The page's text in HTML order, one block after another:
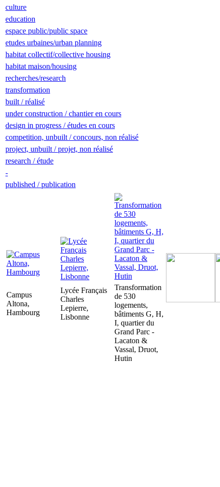
culture
education
espace public/public space
etudes urbaines/urban planning
habitat collectif/collective housing
habitat maison/housing
recherches/research
transformation
built / réalisé
under construction / chantier en cours
design in progress / études en cours
competition, unbuilt / concours, non réalisé
project, unbuilt / projet, non réalisé
research / étude
-
published / publication
Campus
Altona,
Hambourg
Lycée Français
Charles
Lepierre,
Lisbonne
Transformation
de 530
logements,
bâtiments G, H,
I, quartier du
Grand Parc -
Lacaton &
Vassal, Druot,
Hutin